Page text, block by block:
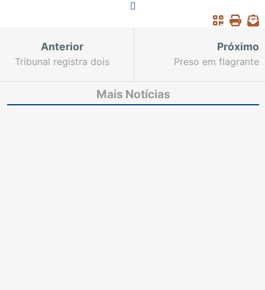
Anterior
Tribunal registra dois
Próximo
Preso em flagrante
condenado a seis anos
de reclusão
Mais Notícias